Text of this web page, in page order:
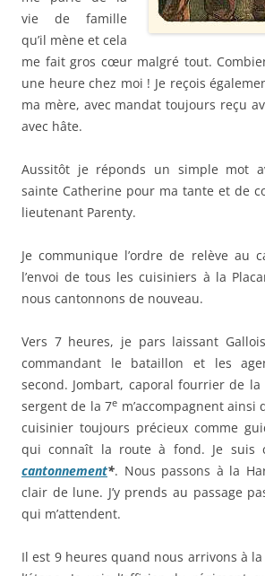
vie de famille
qu’il mène et cela
me fait gros cœur malgré tout.
une heure chez moi ! Je reçois
ma mère, avec mandat toujours reçu
avec hâte.
Aussitôt je réponds un simple mot
sainte Catherine pour ma tante et de
lieutenant Parenty.
Je communique l’ordre de relève au
l’envoi de tous les cuisiniers à la
nous cantonnons de nouveau.
Vers 7 heures, je pars laissant
commandant le bataillon et les
second. Jombart, caporal fourrier de la
sergent de la 7e m’accompagnent
cuisinier toujours précieux comme
qui connaît la route à fond. Je suis
cantonnement*. Nous passons à la
clair de lune. J’y prends au passage
qui m’attendent.
Il est 9 heures quand nous arrivons à